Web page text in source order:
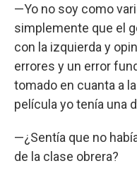
—Yo no soy como
simplemente que el
con la izquierda y
errores y un error
tomado en cuanta a
película yo tenía una
—¿Sentía que no
de la clase obrera?